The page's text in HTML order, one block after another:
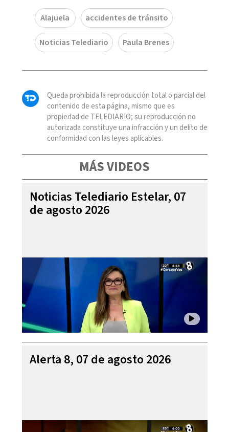
Alajuela accidentes de tránsito
Noticias Telediario Paula Brenes
Queda prohibida la reproducción total o parcial del
contenido de esta página, mismo que es
propiedad de TELEDIARIO; su reproducción no
autorizada constituye una infracción y un delito de
conformidad con las leyes aplicables.
MÁS VIDEOS
Noticias Telediario Estelar, 07
de agosto 2026
Alerta 8, 07 de agosto 2026